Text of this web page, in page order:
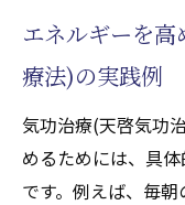
エネルギーを
療法)の実践例
気功治療(天啓気功
めるためには、具
です。例えば、毎